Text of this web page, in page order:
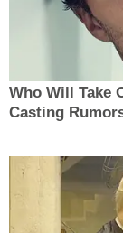
Who Will Take
Casting